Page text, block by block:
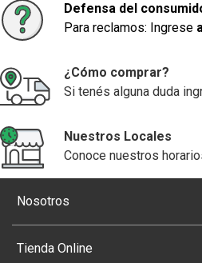
Defensa del
Para reclamos: Ingrese
¿Cómo comprar?
Si tenés alguna duda
Nuestros Locales
Conoce nuestros
Nosotros
Tienda Online